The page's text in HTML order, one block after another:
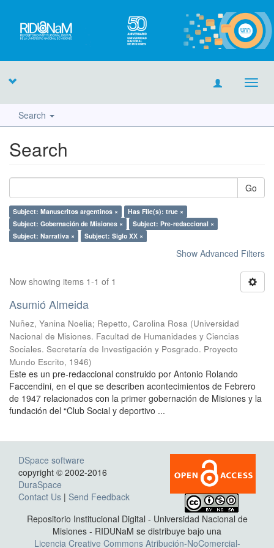
Search
Search
Go
Subject: Manuscritos argentinos ×
Has File(s): true ×
Subject: Gobernación de Misiones ×
Subject: Pre-redaccional ×
Subject: Narrativa ×
Subject: Siglo XX ×
Show Advanced Filters
Now showing items 1-1 of 1
Asumió Almeida
Nuñez, Yanina Noelia; Repetto, Carolina Rosa (Universidad
Nacional de Misiones. Facultad de Humanidades y Ciencias
Sociales. Secretaría de Investigación y Posgrado. Proyecto
Mundo Escrito, 1946)
Este es un pre-redaccional construido por Antonio Rolando
Faccendini, en el que se describen acontecimientos de Febrero
de 1947 relacionados con la primer gobernación de Misiones y la
fundación del “Club Social y deportivo ...
DSpace software
copyright © 2002-2016
DuraSpace
Contact Us | Send Feedback
Repositorio Institucional Digital - Universidad Nacional de
Misiones - RIDUNaM se distribuye bajo una
Licencia Creative Commons Atribución-NoComercial-